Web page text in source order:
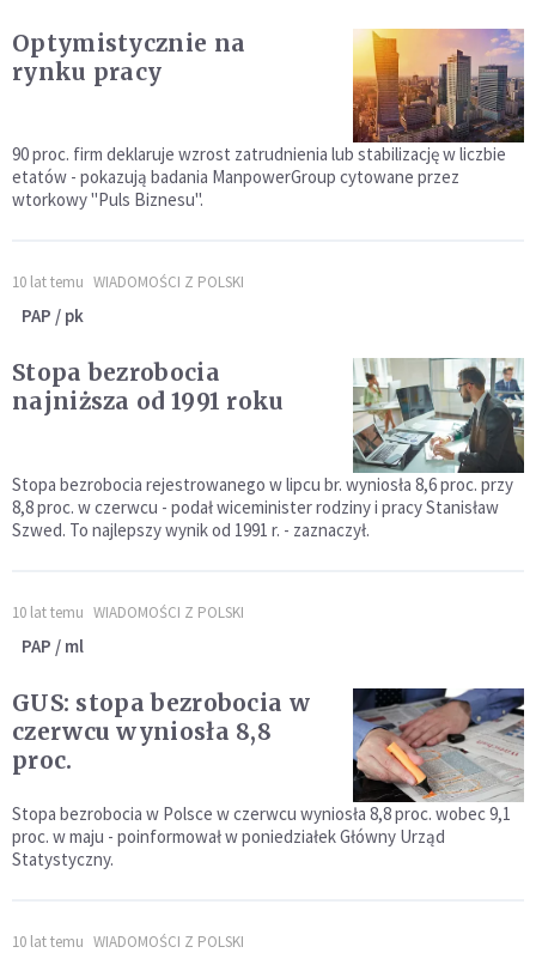
Optymistycznie na
rynku pracy
90 proc. firm deklaruje wzrost zatrudnienia lub stabilizację w liczbie
etatów - pokazują badania ManpowerGroup cytowane przez
wtorkowy "Puls Biznesu".
10 lat temu WIADOMOŚCI Z POLSKI
PAP / pk
Stopa bezrobocia
najniższa od 1991 roku
Stopa bezrobocia rejestrowanego w lipcu br. wyniosła 8,6 proc. przy
8,8 proc. w czerwcu - podał wiceminister rodziny i pracy Stanisław
Szwed. To najlepszy wynik od 1991 r. - zaznaczył.
10 lat temu WIADOMOŚCI Z POLSKI
PAP / ml
GUS: stopa bezrobocia w
czerwcu wyniosła 8,8
proc.
Stopa bezrobocia w Polsce w czerwcu wyniosła 8,8 proc. wobec 9,1
proc. w maju - poinformował w poniedziałek Główny Urząd
Statystyczny.
10 lat temu WIADOMOŚCI Z POLSKI